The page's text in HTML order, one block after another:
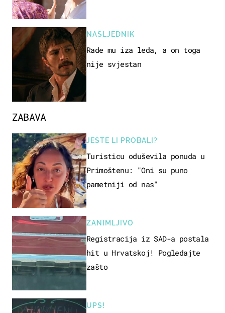
ZABAVA
JESTE LI PROBALI?
Turisticu oduševila ponuda u
Primoštenu: "Oni su puno
pametniji od nas"
ZANIMLJIVO
Registracija iz SAD-a postala
hit u Hrvatskoj! Pogledajte
zašto
UPS!
NASLJEDNIK
Rade mu iza leđa, a on toga
nije svjestan